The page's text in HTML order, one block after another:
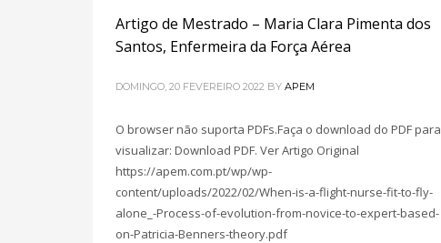
Artigo de Mestrado – Maria Clara Pimenta dos
Santos, Enfermeira da Força Aérea
DOMINGO, 20 FEVEREIRO 2022 BY APEM
O browser não suporta PDFs.Faça o download do PDF para
visualizar: Download PDF. Ver Artigo Original
https://apem.com.pt/wp/wp-
content/uploads/2022/02/When-is-a-flight-nurse-fit-to-fly-
alone_-Process-of-evolution-from-novice-to-expert-based-
on-Patricia-Benners-theory.pdf